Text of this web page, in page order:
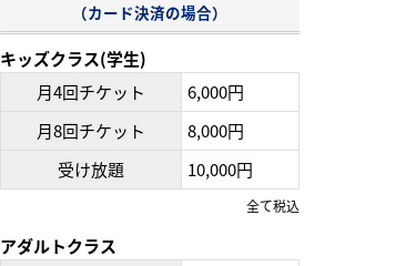
（カード決済の場合）
キッズクラス(学生)
月4回チケット
6,000円
月8回チケット
8,000円
受け放題
10,000円
全て税込
アダルトクラス